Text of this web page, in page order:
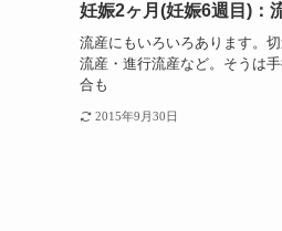
妊娠2ヶ月(妊娠6週目)：
流産にもいろいろあります。
流産・進行流産など。そうは
合も
2015年9月30日